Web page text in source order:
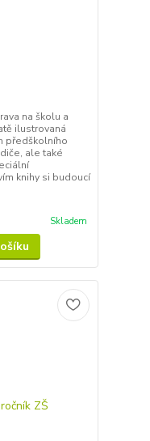
na školu a
ilustrovaná
předškolního
ale také
knihy si budoucí
Skladem